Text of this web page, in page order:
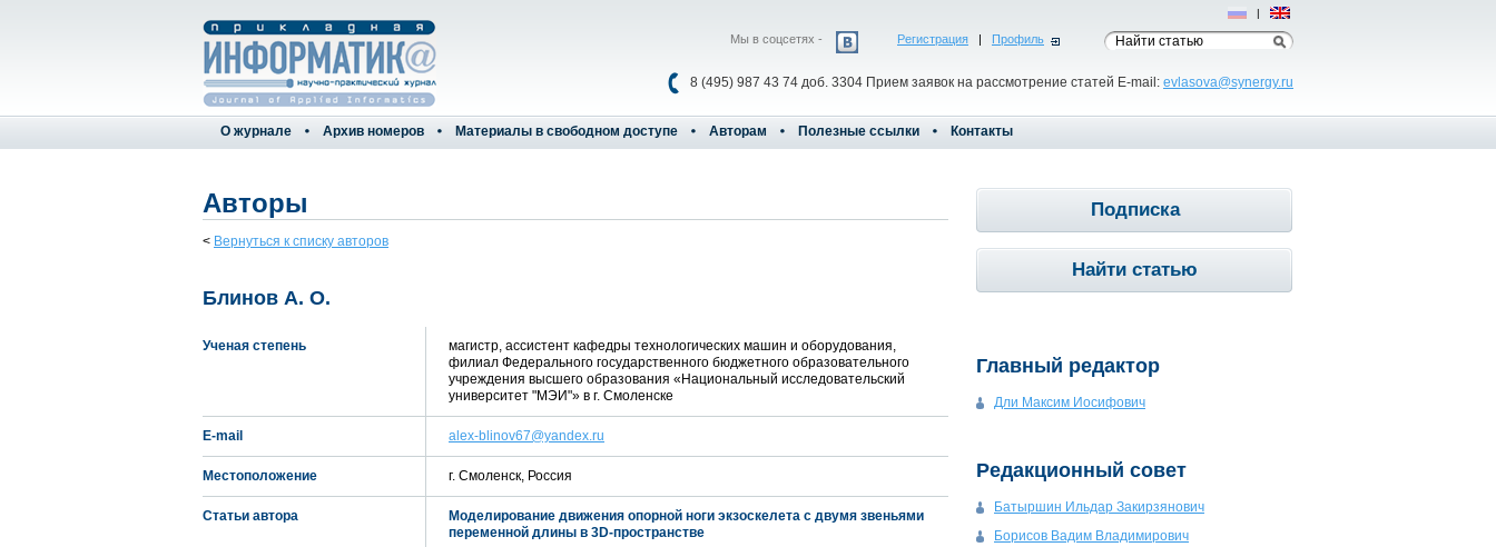
Регистрация | Профиль
8 (495) 987 43 74 доб. 3304 Прием заявок на рассмотрение статей E-mail: evlasova@synergy.ru
Мы в соцсетях -
Рус | Eng
О журнале Архив номеров Материалы в свободном доступе Авторам Полезные ссылки Контакты
Авторы
< Вернуться к списку авторов
Блинов А. О.
Ученая степень
магистр, ассистент кафедры технологических машин и оборудования,
филиал Федерального государственного бюджетного образовательного
учреждения высшего образования «Национальный исследовательский
университет "МЭИ"» в г. Смоленске
E-mail alex-blinov67@yandex.ru
Местоположение г. Смоленск, Россия
Статьи автора
Моделирование движения опорной ноги экзоскелета с двумя звеньями
переменной длины в 3D-пространстве
Подписка
Найти статью
Главный редактор
Дли Максим Иосифович
Редакционный совет
Батыршин Ильдар Закирзянович
Борисов Вадим Владимирович